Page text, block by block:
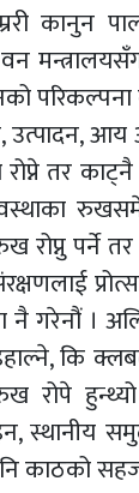
कानुन
उत्पादन,
तर
रोप्नु पर्ने
नै गरेनौं ।
कि
रोपे
स्थानीय
काठको सहज